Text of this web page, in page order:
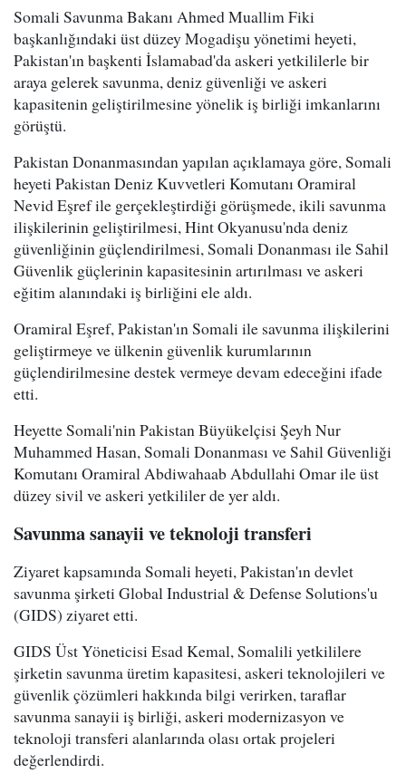
Somali Savunma Bakanı Ahmed Muallim Fiki
başkanlığındaki üst düzey Mogadişu yönetimi heyeti,
Pakistan'ın başkenti İslamabad'da askeri yetkililerle bir
araya gelerek savunma, deniz güvenliği ve askeri
kapasitenin geliştirilmesine yönelik iş birliği imkanlarını
görüştü.
Pakistan Donanmasından yapılan açıklamaya göre, Somali
heyeti Pakistan Deniz Kuvvetleri Komutanı Oramiral
Nevid Eşref ile gerçekleştirdiği görüşmede, ikili savunma
ilişkilerinin geliştirilmesi, Hint Okyanusu'nda deniz
güvenliğinin güçlendirilmesi, Somali Donanması ile Sahil
Güvenlik güçlerinin kapasitesinin artırılması ve askeri
eğitim alanındaki iş birliğini ele aldı.
Oramiral Eşref, Pakistan'ın Somali ile savunma ilişkilerini
geliştirmeye ve ülkenin güvenlik kurumlarının
güçlendirilmesine destek vermeye devam edeceğini ifade
etti.
Heyette Somali'nin Pakistan Büyükelçisi Şeyh Nur
Muhammed Hasan, Somali Donanması ve Sahil Güvenliği
Komutanı Oramiral Abdiwahaab Abdullahi Omar ile üst
düzey sivil ve askeri yetkililer de yer aldı.
Savunma sanayii ve teknoloji transferi
Ziyaret kapsamında Somali heyeti, Pakistan'ın devlet
savunma şirketi Global Industrial & Defense Solutions'u
(GIDS) ziyaret etti.
GIDS Üst Yöneticisi Esad Kemal, Somalili yetkililere
şirketin savunma üretim kapasitesi, askeri teknolojileri ve
güvenlik çözümleri hakkında bilgi verirken, taraflar
savunma sanayii iş birliği, askeri modernizasyon ve
teknoloji transferi alanlarında olası ortak projeleri
değerlendirdi.